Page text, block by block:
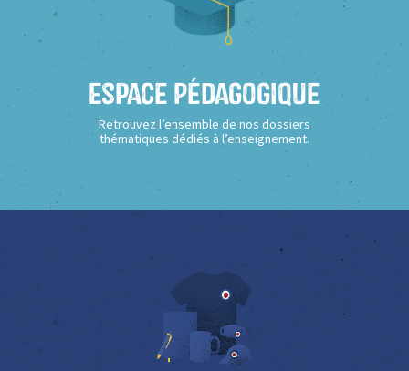
Espace Pédagogique
Retrouvez l’ensemble de nos dossiers
thématiques dédiés à l’enseignement.